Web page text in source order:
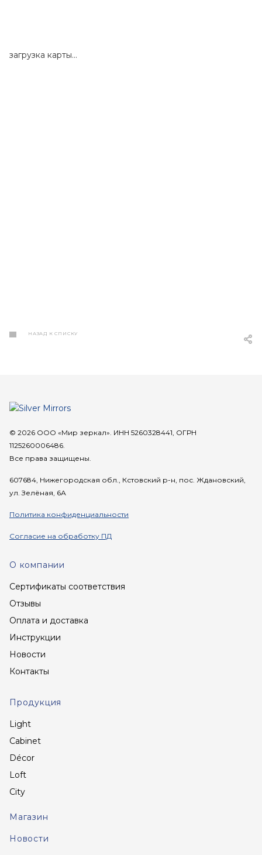
загрузка карты...
НАЗАД К СПИСКУ
© 2026 ООО «Мир зеркал». ИНН 5260328441, ОГРН
1125260006486.
Все права защищены.
607684, Нижегородская обл., Кстовский р-н, пос. Ждановский,
ул. Зелёная, 6А
Политика конфиденциальности
Согласие на обработку ПД
О компании
Сертификаты соответствия
Отзывы
Оплата и доставка
Инструкции
Новости
Контакты
Продукция
Light
Cabinet
Décor
Loft
City
Магазин
Новости